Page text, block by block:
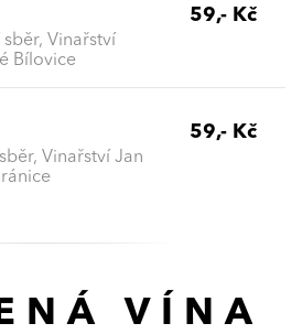
Vinařství
Bílovice
59,- Kč
Vinařství Jan
59,- Kč
VÍNA